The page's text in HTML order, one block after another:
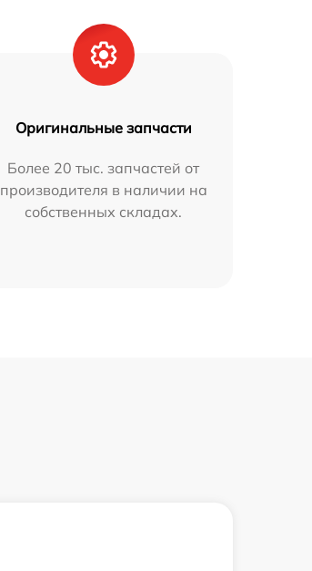
Оригинальные запчасти
Более 20 тыс. запчастей от
производителя в наличии на
собственных складах.